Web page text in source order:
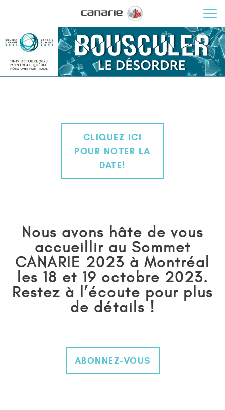
CLIQUEZ ICI
POUR NOTER LA
DATE!
Nous avons hâte de vous
accueillir au Sommet
CANARIE 2023 à Montréal
les 18 et 19 octobre 2023.
Restez à l’écoute pour plus
de détails !
ABONNEZ-VOUS